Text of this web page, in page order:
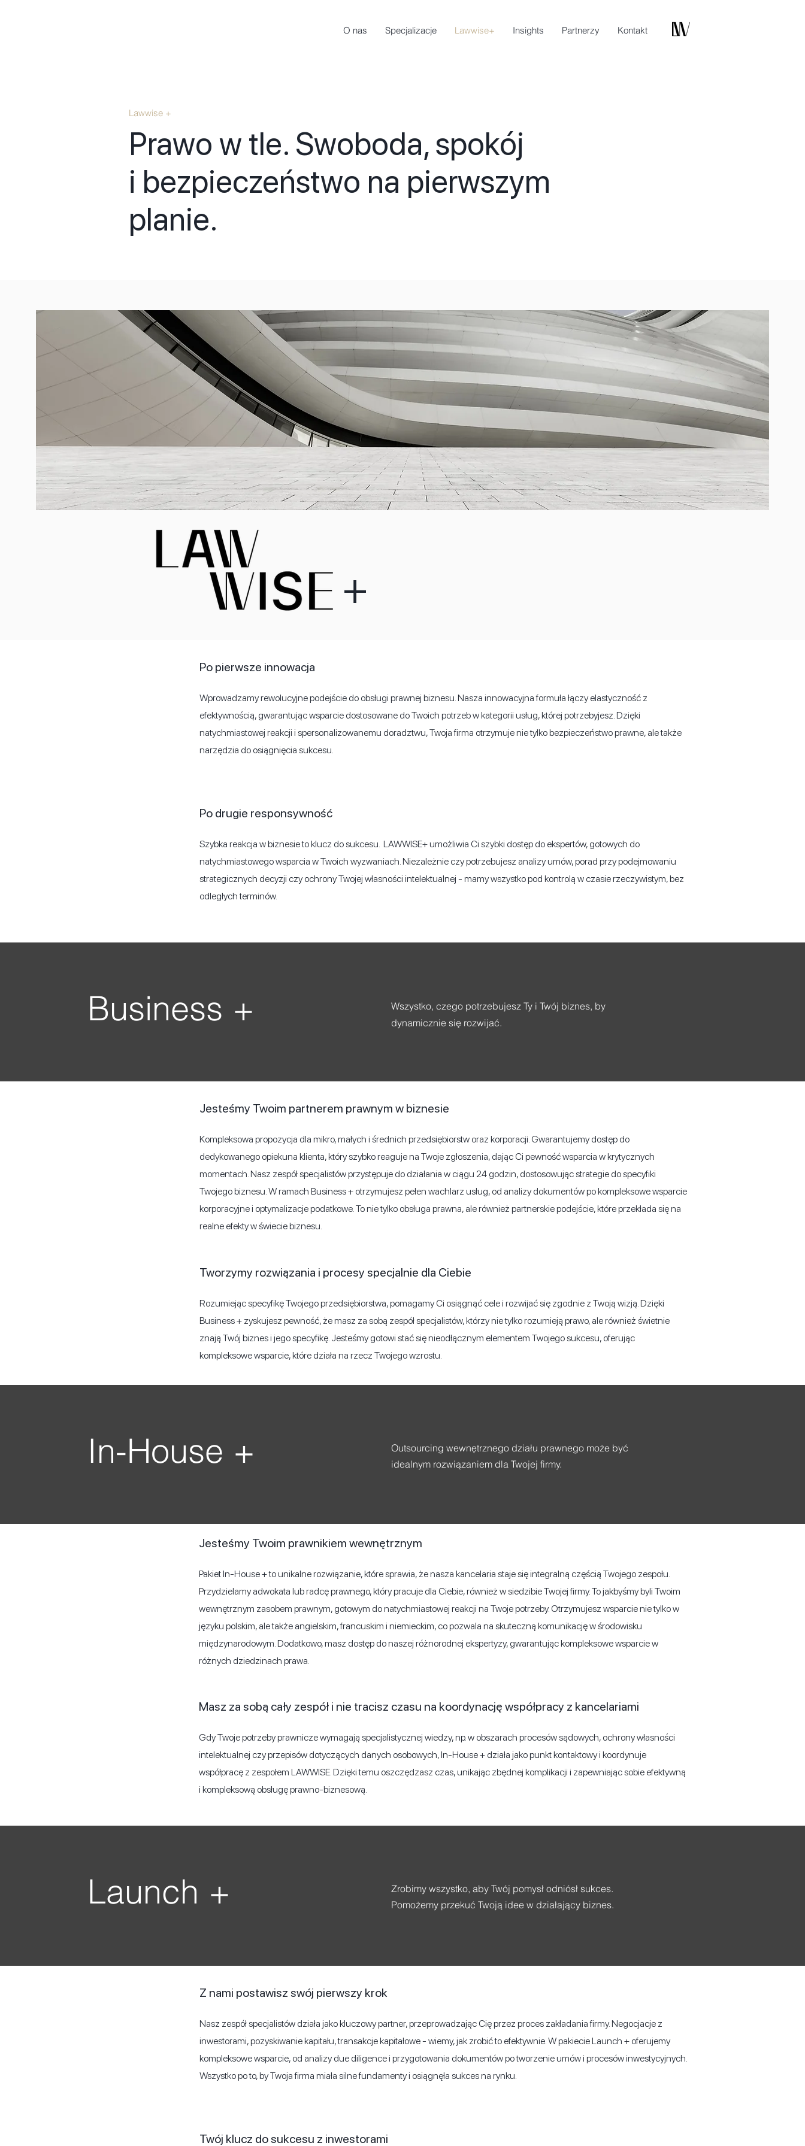
O nas Specjalizacje Lawwise+ Insights Partnerzy Kontakt
Lawwise +
Prawo w tle. Swoboda, spokój
i bezpieczeństwo na pierwszym
planie.
+
Po pierwsze innowacja
Wprowadzamy rewolucyjne podejście do obsługi prawnej biznesu. Nasza innowacyjna formuła łączy elastyczność z
efektywnością, gwarantując wsparcie dostosowane do Twoich potrzeb w kategorii usług, której potrzebyjesz. Dzięki
natychmiastowej reakcji i spersonalizowanemu doradztwu, Twoja firma otrzymuje nie tylko bezpieczeństwo prawne, ale także
narzędzia do osiągnięcia sukcesu.
Po drugie responsywność
Szybka reakcja w biznesie to klucz do sukcesu. LAWWISE+ umożliwia Ci szybki dostęp do ekspertów, gotowych do
natychmiastowego wsparcia w Twoich wyzwaniach. Niezależnie czy potrzebujesz analizy umów, porad przy podejmowaniu
strategicznych decyzji czy ochrony Twojej własności intelektualnej - mamy wszystko pod kontrolą w czasie rzeczywistym, bez
odległych terminów.
Business +
Wszystko, czego potrzebujesz Ty i Twój biznes, by
dynamicznie się rozwijać.
Jesteśmy Twoim partnerem prawnym w biznesie
Kompleksowa propozycja dla mikro, małych i średnich przedsiębiorstw oraz korporacji. Gwarantujemy dostęp do
dedykowanego opiekuna klienta, który szybko reaguje na Twoje zgłoszenia, dając Ci pewność wsparcia w krytycznych
momentach. Nasz zespół specjalistów przystępuje do działania w ciągu 24 godzin, dostosowując strategie do specyfiki
Twojego biznesu. W ramach Business + otrzymujesz pełen wachlarz usług, od analizy dokumentów po kompleksowe wsparcie
korporacyjne i optymalizacje podatkowe. To nie tylko obsługa prawna, ale również partnerskie podejście, które przekłada się na
realne efekty w świecie biznesu.
Tworzymy rozwiązania i procesy specjalnie dla Ciebie
Rozumiejąc specyfikę Twojego przedsiębiorstwa, pomagamy Ci osiągnąć cele i rozwijać się zgodnie z Twoją wizją. Dzięki
Business + zyskujesz pewność, że masz za sobą zespół specjalistów, którzy nie tylko rozumieją prawo, ale również świetnie
znają Twój biznes i jego specyfikę. Jesteśmy gotowi stać się nieodłącznym elementem Twojego sukcesu, oferując
kompleksowe wsparcie, które działa na rzecz Twojego wzrostu.
In-House +
Outsourcing wewnętrznego działu prawnego może być
idealnym rozwiązaniem dla Twojej firmy.
Jesteśmy Twoim prawnikiem wewnętrznym
Pakiet In-House + to unikalne rozwiązanie, które sprawia, że nasza kancelaria staje się integralną częścią Twojego zespołu.
Przydzielamy adwokata lub radcę prawnego, który pracuje dla Ciebie, również w siedzibie Twojej firmy. To jakbyśmy byli Twoim
wewnętrznym zasobem prawnym, gotowym do natychmiastowej reakcji na Twoje potrzeby. Otrzymujesz wsparcie nie tylko w
języku polskim, ale także angielskim, francuskim i niemieckim, co pozwala na skuteczną komunikację w środowisku
międzynarodowym. Dodatkowo, masz dostęp do naszej różnorodnej ekspertyzy, gwarantując kompleksowe wsparcie w
różnych dziedzinach prawa.
Masz za sobą cały zespół i nie tracisz czasu na koordynację współpracy z kancelariami
Gdy Twoje potrzeby prawnicze wymagają specjalistycznej wiedzy, np. w obszarach procesów sądowych, ochrony własności
intelektualnej czy przepisów dotyczących danych osobowych, In-House + działa jako punkt kontaktowy i koordynuje
współpracę z zespołem LAWWISE. Dzięki temu oszczędzasz czas, unikając zbędnej komplikacji i zapewniając sobie efektywną
i kompleksową obsługę prawno-biznesową.
Launch +
Zrobimy wszystko, aby Twój pomysł odniósł sukces.
Pomożemy przekuć Twoją idee w działający biznes.
Z nami postawisz swój pierwszy krok
Nasz zespół specjalistów działa jako kluczowy partner, przeprowadzając Cię przez proces zakładania firmy. Negocjacje z
inwestorami, pozyskiwanie kapitału, transakcje kapitałowe - wiemy, jak zrobić to efektywnie. W pakiecie Launch + oferujemy
kompleksowe wsparcie, od analizy due diligence i przygotowania dokumentów po tworzenie umów i procesów inwestycyjnych.
Wszystko po to, by Twoja firma miała silne fundamenty i osiągnęła sukces na rynku.
Twój klucz do sukcesu z inwestorami